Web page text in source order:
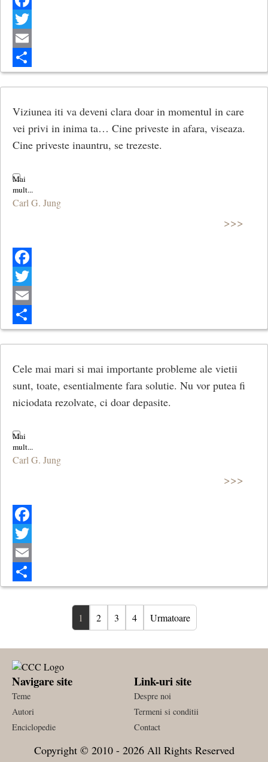
Facebook
Twitter
Email
Share
Viziunea iti va deveni clara doar in momentul in care
vei privi in inima ta… Cine priveste in afara, viseaza.
Cine priveste inauntru, se trezeste.
Carl G. Jung
>>>
Facebook
Twitter
Email
Share
Cele mai mari si mai importante probleme ale vietii
sunt, toate, esentialmente fara solutie. Nu vor putea fi
niciodata rezolvate, ci doar depasite.
Carl G. Jung
>>>
Facebook
Twitter
Email
Share
1 2 3 4 Urmatoare
Navigare site
Teme
Autori
Enciclopedie
Link-uri site
Despre noi
Termeni si conditii
Contact
Copyright © 2010 - 2026 All Rights Reserved